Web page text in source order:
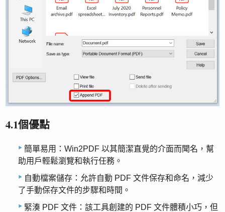
4.1個優點
簡單易用：Win2PDF 以其簡潔直覺的介面而聞名，幫
助用戶輕鬆瀏覽和執行任務。
自動檔案儲存：允許自動 PDF 文件保存和命名，減少
了手動保存文件的步驟和時間。
緊湊 PDF 文件：該工具創建的 PDF 文件體積小巧，但